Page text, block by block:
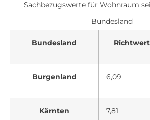
Sachbezugswerte für Wohnraum
Bundesland
Bundesland
Burgenland 6,09
Kärnten 7,81